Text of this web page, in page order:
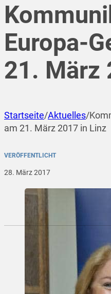
Europa-
21. März
Startseite/Aktuelles/
am 21. März 2017 in Linz
VERÖFFENTLICHT
28. März 2017